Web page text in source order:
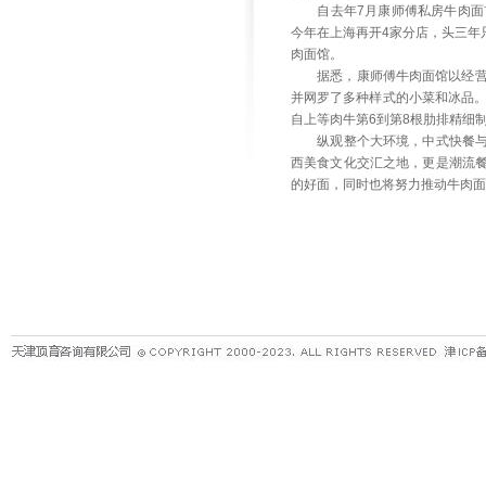
自去年7月康师傅私房牛肉面
今年在上海再开4家分店，头三
肉面馆。
据悉，康师傅牛肉面馆以经营
并网罗了多种样式的小菜和冰品
自上等肉牛第6到第8根肋排精细
纵观整个大环境，中式快餐与
西美食文化交汇之地，更是潮流
的好面，同时也将努力推动牛肉